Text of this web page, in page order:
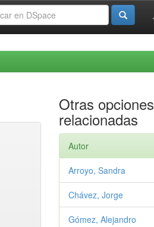
Otras opciones
relacionadas
Autor
Arroyo, Sandra
Chávez, Jorge
Gómez, Alejandro